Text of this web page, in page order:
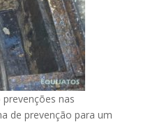
nas
de prevenção para um